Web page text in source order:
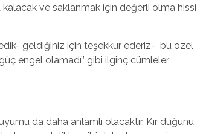
kalacak ve saklanmak için değerli olma hissi
geldiğiniz için teşekkür ederiz- bu özel
engel olamadı’’ gibi ilginç cümleler
da daha anlamlı olacaktır. Kır düğünü